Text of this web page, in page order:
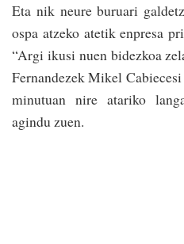
Eta nik neure buruari
ospa atzeko atetik enpresa
“Argi ikusi nuen bidezkoa
Fernandezek Mikel
minutuan nire atariko
agindu zuen.